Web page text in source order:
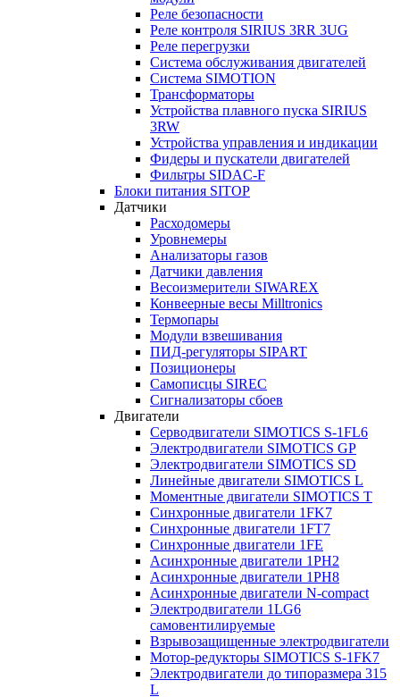
Реле безопасности
Реле контроля SIRIUS 3RR 3UG
Реле перегрузки
Сиcтема обслуживания двигателей
Система SIMOTION
Трансформаторы
Устройства плавного пуска SIRIUS
3RW
Устройства управления и индикации
Фидеры и пускатели двигателей
Фильтры SIDAC-F
Блоки питания SITOP
Датчики
Расходомеры
Уровнемеры
Анализаторы газов
Датчики давления
Весоизмерители SIWAREX
Конвеерные весы Milltronics
Термопары
Модули взвешивания
ПИД-регуляторы SIPART
Позиционеры
Самописцы SIREC
Сигнализаторы сбоев
Двигатели
Серводвигатели SIMOTICS S-1FL6
Электродвигатели SIMOTICS GP
Электродвигатели SIMOTICS SD
Линейные двигатели SIMOTICS L
Моментные двигатели SIMOTICS T
Синхронные двигатели 1FK7
Синхронные двигатели 1FT7
Синхронные двигатели 1FE
Асинхронные двигатели 1PH2
Асинхронные двигатели 1PH8
Асинхронные двигатели N-compact
Электродвигатели 1LG6
cамовентилируемые
Взрывозащищенные электродвигатели
Мотор-редукторы SIMOTICS S-1FK7
Электродвигатели до типоразмера 315
L